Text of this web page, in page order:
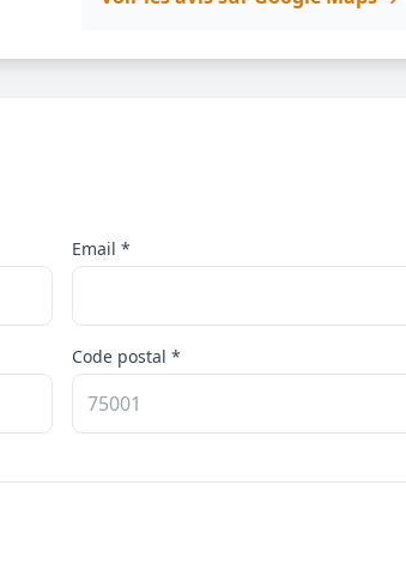
Email *
Code postal *